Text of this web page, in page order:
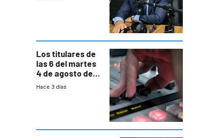
Los titulares de
las 6 del martes
4 de agosto de
2026
Hace 3 días